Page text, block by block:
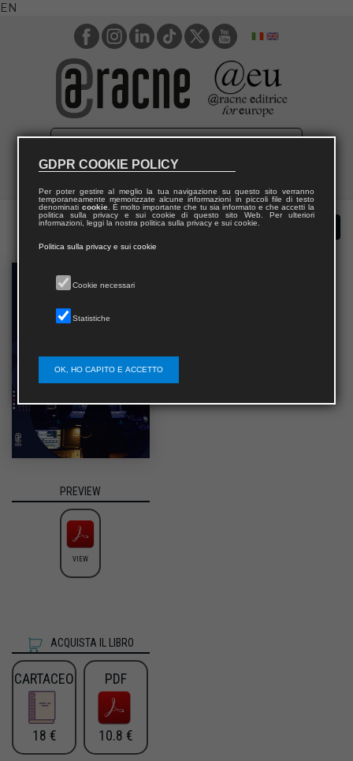
EN
PREVIEW
VIEW
ACQUISTA IL LIBRO
CARTACEO
18 €
PDF
10.8 €
GDPR COOKIE POLICY
Per poter gestire al meglio la tua navigazione su questo sito verranno
temporaneamente memorizzate alcune informazioni in piccoli file di testo
denominati cookie. È molto importante che tu sia informato e che accetti la
politica sulla privacy e sui cookie di questo sito Web. Per ulteriori
informazioni, leggi la nostra politica sulla privacy e sui cookie.
Politica sulla privacy e sui cookie
Cookie necessari
Statistiche
OK, HO CAPITO E ACCETTO